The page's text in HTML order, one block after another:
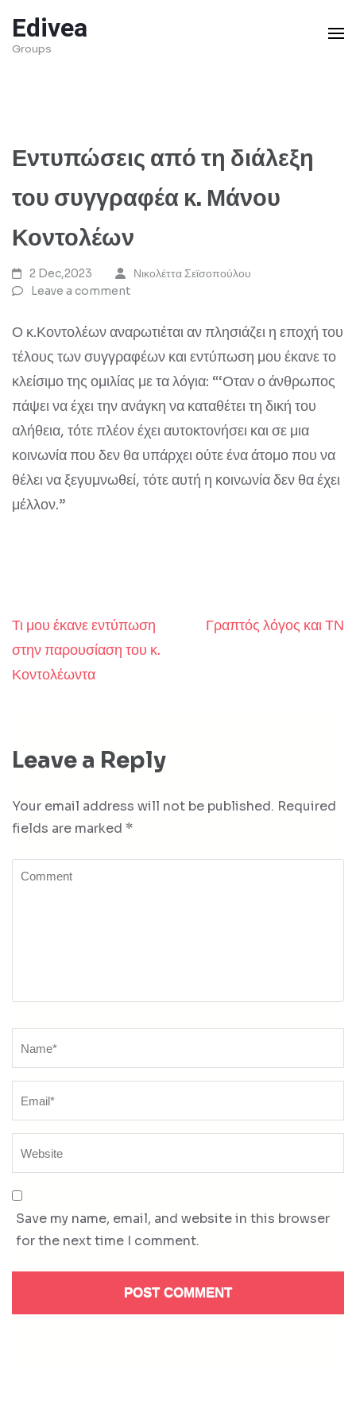
to
content
Edivea
Groups
Εντυπώσεις από τη διάλεξη
του συγγραφέα κ. Μάνου
Κοντολέων
2 Dec,2023
Νικολέττα Σεϊσοπούλου
Leave a comment
Ο κ.Κοντολέων αναρωτιέται αν πλησιάζει η εποχή του
τέλους των συγγραφέων και εντύπωση μου έκανε το
κλείσιμο της ομιλίας με τα λόγια: “‘Οταν ο άνθρωπος
πάψει να έχει την ανάγκη να καταθέτει τη δική του
αλήθεια, τότε πλέον έχει αυτοκτονήσει και σε μια
κοινωνία που δεν θα υπάρχει ούτε ένα άτομο που να
θέλει να ξεγυμνωθεί, τότε αυτή η κοινωνία δεν θα έχει
μέλλον.”
Post
navigation
Τι μου έκανε εντύπωση
στην παρουσίαση του κ.
Κοντολέωντα
Γραπτός λόγος και ΤΝ
Leave a Reply
Your email address will not be published. Required
fields are marked *
Comment
Save my name, email, and website in this browser
for the next time I comment.